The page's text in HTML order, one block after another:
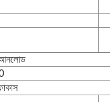
আনলোড